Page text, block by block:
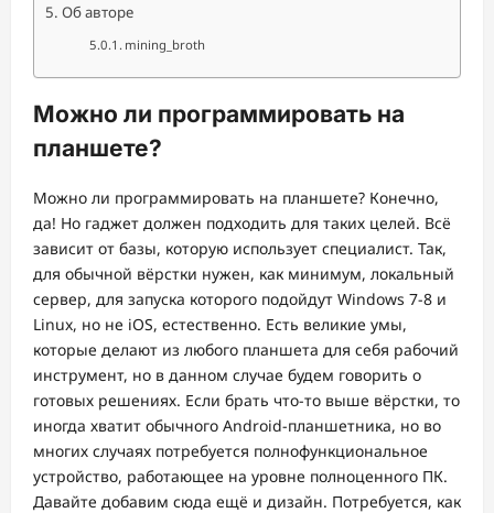
Об авторе
mining_broth
Можно ли программировать на
планшете?
Можно ли программировать на планшете? Конечно,
да! Но гаджет должен подходить для таких целей. Всё
зависит от базы, которую использует специалист. Так,
для обычной вёрстки нужен, как минимум, локальный
сервер, для запуска которого подойдут Windows 7-8 и
Linux, но не iOS, естественно. Есть великие умы,
которые делают из любого планшета для себя рабочий
инструмент, но в данном случае будем говорить о
готовых решениях. Если брать что-то выше вёрстки, то
иногда хватит обычного Android-планшетника, но во
многих случаях потребуется полнофункциональное
устройство, работающее на уровне полноценного ПК.
Давайте добавим сюда ещё и дизайн. Потребуется, как